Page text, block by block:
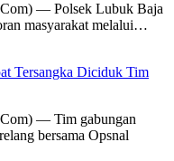
— Polsek Lubuk Baja
masyarakat melalui…
Tersangka Diciduk Tim
— Tim gabungan
bersama Opsnal